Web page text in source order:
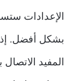
الإعدادات
بشكل أفضل.